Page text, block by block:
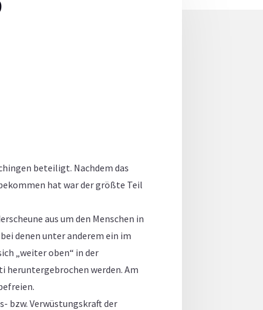
beteiligt. Nachdem das
hat war der größte Teil
aus um den Menschen in
denen unter anderem ein im
„weiter oben“ in der
heruntergebrochen werden. Am
bzw. Verwüstungskraft der